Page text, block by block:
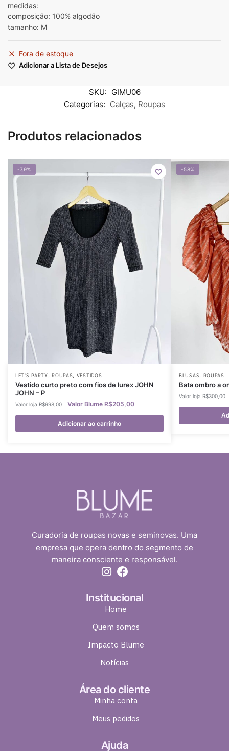
medidas:
composição: 100% algodão
tamanho: M
Fora de estoque
Adicionar a Lista de Desejos
SKU: GIMU06
Categorias: Calças, Roupas
Produtos relacionados
-79%
LET'S PARTY,ROUPAS, VESTIDOS
Vestido curto preto com fios de lurex JOHN
JOHN – P
R$998,00 R$205,00
Adicionar ao carrinho
-58%
BLUSAS, ROUPAS
Bata ombro a
R$300,00
Curadoria de roupas novas e seminovas. Uma
empresa que opera dentro do segmento de
maneira consciente e responsável.
Institucional
Home
Quem somos
Impacto Blume
Notícias
Área do cliente
Minha conta
Meus pedidos
Ajuda